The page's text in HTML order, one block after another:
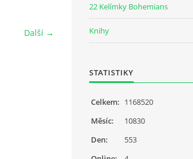
Další →
22 Kelímky Bohemians
Knihy
STATISTIKY
Celkem: 1168520
Měsíc:
10830
Den:
553